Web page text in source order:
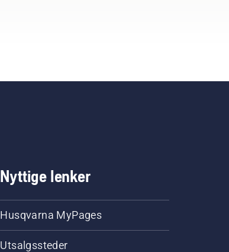
Nyttige lenker
Husqvarna MyPages
Utsalgssteder